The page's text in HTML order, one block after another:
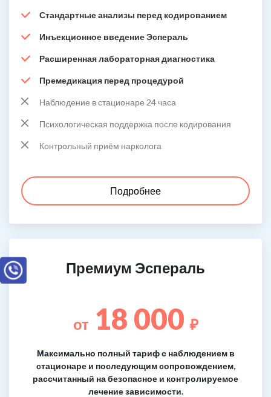
Стандартные анализы перед кодированием
Инъекционное введение Эспераль
Расширенная лабораторная диагностика
Премедикация перед процедурой
Наблюдение в стационаре 24 часа
Психологическая поддержка после кодирования
Контрольный приём нарколога
Подробнее
Премиум Эспераль
от 18 000 ₽
Максимально полный тариф с наблюдением в
стационаре и последующим сопровождением,
рассчитанный на безопасное и контролируемое
лечение зависимости.